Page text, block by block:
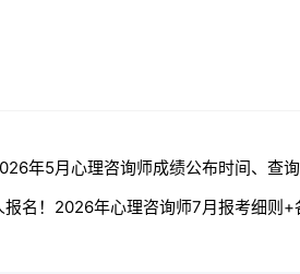
年5月心理咨询师成绩公布时间、查
报名！2026年心理咨询师7月报考细则+